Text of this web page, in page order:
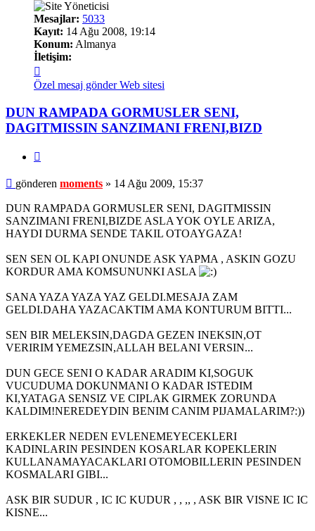
Mesajlar: 5033
Kayıt: 14 Ağu 2008, 19:14
Konum: Almanya
İletişim:
moments
Özel mesaj gönder Web sitesi
DUN RAMPADA GORMUSLER SENI,
DAGITMISSIN SANZIMANI FRENI,BIZD
Mesaj
gönderen moments » 14 Ağu 2009, 15:37
DUN RAMPADA GORMUSLER SENI, DAGITMISSIN
SANZIMANI FRENI,BIZDE ASLA YOK OYLE ARIZA,
HAYDI DURMA SENDE TAKIL OTOAYGAZA!
SEN SEN OL KAPI ONUNDE ASK YAPMA , ASKIN GOZU
KORDUR AMA KOMSUNUNKI ASLA
SANA YAZA YAZA YAZ GELDI.MESAJA ZAM
GELDI.DAHA YAZACAKTIM AMA KONTURUM BITTI...
SEN BIR MELEKSIN,DAGDA GEZEN INEKSIN,OT
VERIRIM YEMEZSIN,ALLAH BELANI VERSIN...
DUN GECE SENI O KADAR ARADIM KI,SOGUK
VUCUDUMA DOKUNMANI O KADAR ISTEDIM
KI,YATAGA SENSIZ VE CIPLAK GIRMEK ZORUNDA
KALDIM!NEREDEYDIN BENIM CANIM PIJAMALARIM?:))
ERKEKLER NEDEN EVLENEMEYECEKLERI
KADINLARIN PESINDEN KOSARLAR KOPEKLERIN
KULLANAMAYACAKLARI OTOMOBILLERIN PESINDEN
KOSMALARI GIBI...
ASK BIR SUDUR , IC IC KUDUR , , ,, , ASK BIR VISNE IC IC
KISNE...